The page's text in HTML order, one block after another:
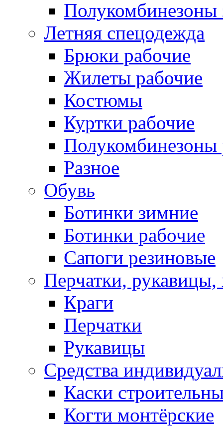
Полукомбинезоны
Летняя спецодежда
Брюки рабочие
Жилеты рабочие
Костюмы
Куртки рабочие
Полукомбинезоны
Разное
Обувь
Ботинки зимние
Ботинки рабочие
Сапоги резиновые
Перчатки, рукавицы,
Краги
Перчатки
Рукавицы
Средства
Каски
Когти монтёрские